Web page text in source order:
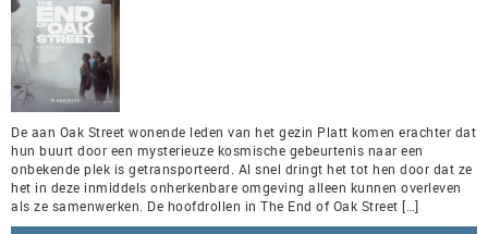
De aan Oak Street wonende leden van het gezin Platt komen erachter dat
hun buurt door een mysterieuze kosmische gebeurtenis naar een
onbekende plek is getransporteerd. Al snel dringt het tot hen door dat ze
het in deze inmiddels onherkenbare omgeving alleen kunnen overleven
als ze samenwerken. De hoofdrollen in The End of Oak Street […]